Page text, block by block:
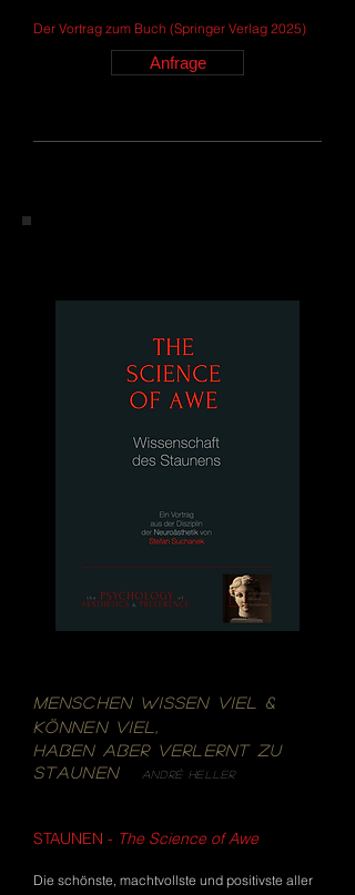
Der Vortrag zum Buch (Springer Verlag 2025)
Anfrage
Menschen wissen viel &
Können Viel,
haben aber verlernt zu
staunen
AndrÈ Heller
STAUNEN - The Science of Awe
Die schönste, machtvollste und positivste aller